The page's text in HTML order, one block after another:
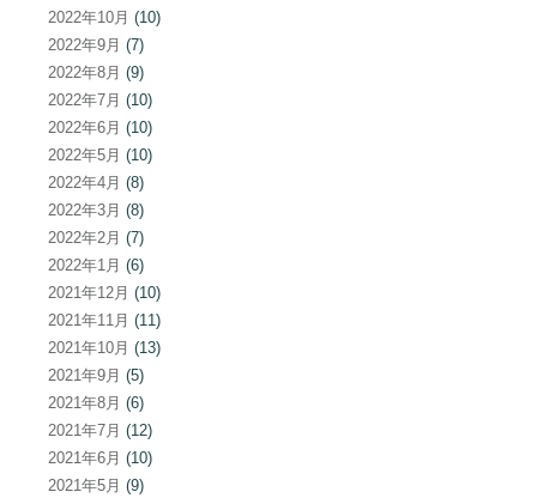
2022年10月 (10)
2022年9月 (7)
2022年8月 (9)
2022年7月 (10)
2022年6月 (10)
2022年5月 (10)
2022年4月 (8)
2022年3月 (8)
2022年2月 (7)
2022年1月 (6)
2021年12月 (10)
2021年11月 (11)
2021年10月 (13)
2021年9月 (5)
2021年8月 (6)
2021年7月 (12)
2021年6月 (10)
2021年5月 (9)